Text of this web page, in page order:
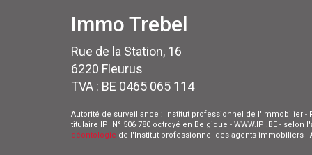
Immo Trebel
Rue de la Station, 16
6220 Fleurus
TVA : BE 0465 065 114
Autorité de surveillance : Institut professionnel de l'Immobilier -
titulaire IPI N° 506 780 octroyé en Belgique - WWW.IPI.BE -
déontologie de l'Institut professionnel des agents immobiliers -